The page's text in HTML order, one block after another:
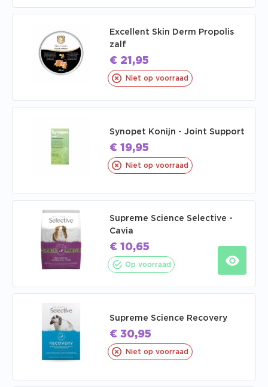
Excellent Skin Derm Propolis
zalf
€ 21,95
Niet op voorraad
Synopet Konijn - Joint Support
€ 19,95
Niet op voorraad
Supreme Science Selective -
Cavia
€ 10,65
Op voorraad
Supreme Science Recovery
€ 30,95
Niet op voorraad